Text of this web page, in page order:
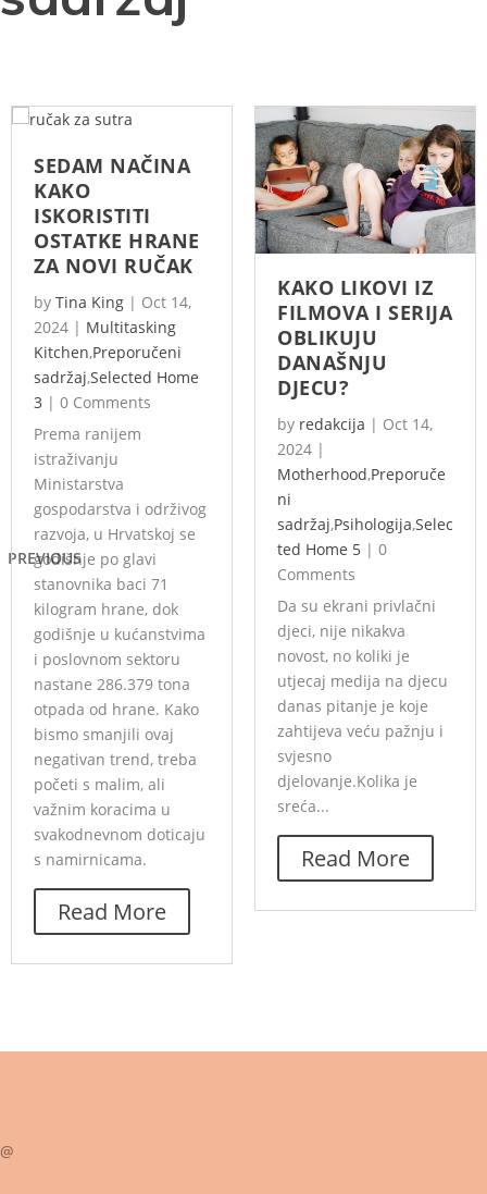
PREVIOUS
SEDAM NAČINA
KAKO
ISKORISTITI
OSTATKE HRANE
ZA NOVI RUČAK
by Tina King | Oct 14,
2024 | Multitasking
Kitchen,Preporučeni
sadržaj,Selected Home
3 | 0 Comments
Prema ranijem
istraživanju
Ministarstva
gospodarstva i održivog
razvoja, u Hrvatskoj se
godišnje po glavi
stanovnika baci 71
kilogram hrane, dok
godišnje u kućanstvima
i poslovnom sektoru
nastane 286.379 tona
otpada od hrane. Kako
bismo smanjili ovaj
negativan trend, treba
početi s malim, ali
važnim koracima u
svakodnevnom doticaju
s namirnicama.
Read More
KAKO LIKOVI IZ
FILMOVA I SERIJA
OBLIKUJU
DANAŠNJU
DJECU?
by redakcija | Oct 14,
2024 |
Motherhood,Preporuče
ni
sadržaj,Psihologija,Selec
ted Home 5 | 0
Comments
Da su ekrani privlačni
djeci, nije nikakva
novost, no koliki je
utjecaj medija na djecu
danas pitanje je koje
zahtijeva veću pažnju i
svjesno
djelovanje.Kolika je
sreća...
Read More
@